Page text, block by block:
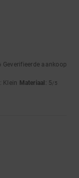
Geverifieerde aankoop
: Klein Materiaal : 5/5